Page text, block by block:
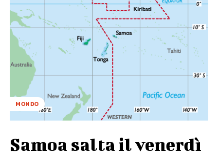
MONDO
Samoa salta il venerdì